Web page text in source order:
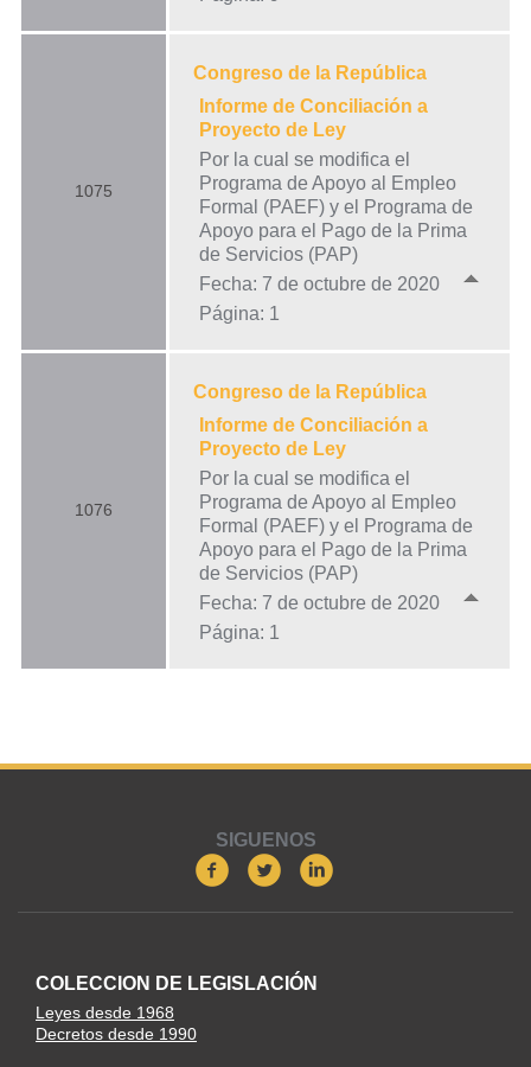
1075
Congreso de la República
Informe de Conciliación a
Proyecto de Ley
Por la cual se modifica el
Programa de Apoyo al Empleo
Formal (PAEF) y el Programa de
Apoyo para el Pago de la Prima
de Servicios (PAP)
Fecha: 7 de octubre de 2020
Página: 1
1076
Congreso de la República
Informe de Conciliación a
Proyecto de Ley
Por la cual se modifica el
Programa de Apoyo al Empleo
Formal (PAEF) y el Programa de
Apoyo para el Pago de la Prima
de Servicios (PAP)
Fecha: 7 de octubre de 2020
Página: 1
SIGUENOS
COLECCION DE LEGISLACIÓN
Leyes desde 1968
Decretos desde 1990